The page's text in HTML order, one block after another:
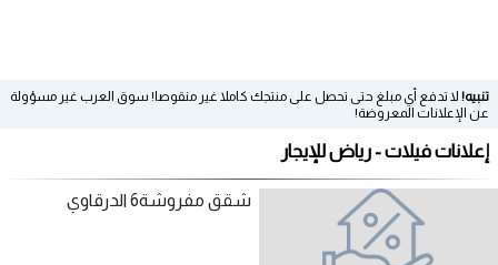
تنبيه! لا تدفع أي مبلغ حتى تحصل على منتجك كاملا غير منقوصا! سوق العرب غير مسؤولة
عن الإعلانات المعروضة!
إعلانات فيلات - رياض للإيجار
شقق مفروشة6 الدرقاوي